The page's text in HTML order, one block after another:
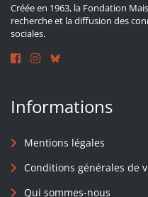
Créée en 1963, la Fondation
recherche et la diffusion des
sociales.
Informations
Mentions légales
Conditions générales de
Qui sommes-nous